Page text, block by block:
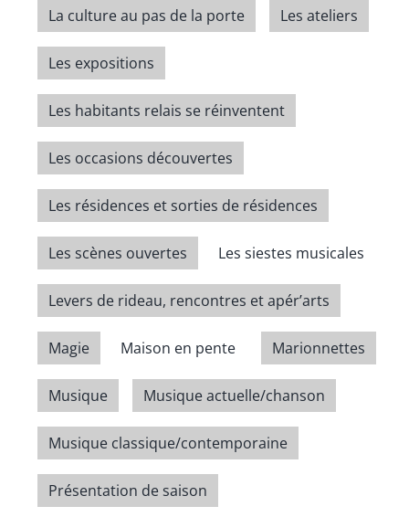
La culture au pas de la porte Les ateliers
Les expositions
Les habitants relais se réinventent
Les occasions découvertes
Les résidences et sorties de résidences
Les scènes ouvertes Les siestes musicales
Levers de rideau, rencontres et apér’arts
Magie Maison en pente Marionnettes
Musique Musique actuelle/chanson
Musique classique/contemporaine
Présentation de saison